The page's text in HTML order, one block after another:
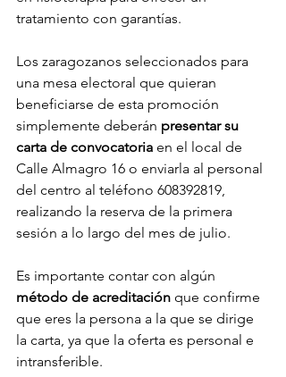
tratamiento con garantías.
Los zaragozanos seleccionados para
una mesa electoral que quieran
beneficiarse de esta promoción
simplemente deberán presentar su
carta de convocatoria en el local de
Calle Almagro 16 o enviarla al personal
del centro al teléfono 608392819,
realizando la reserva de la primera
sesión a lo largo del mes de julio.
Es importante contar con algún
método de acreditación que confirme
que eres la persona a la que se dirige
la carta, ya que la oferta es personal e
intransferible.